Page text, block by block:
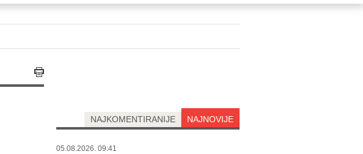
NAJNOVIJE
NAJKOMENTIRANIJE
05.08.2026. 09:41